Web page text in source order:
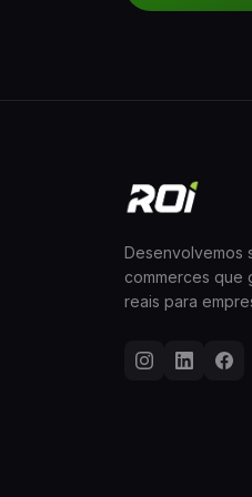
Desenvolvemos
commerces que
reais para